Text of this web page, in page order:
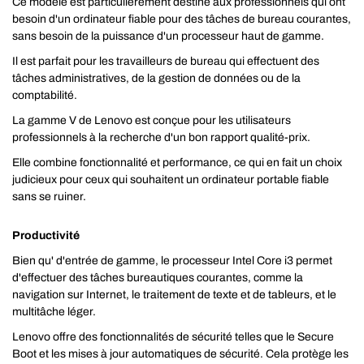
besoin d'un ordinateur fiable pour des tâches de bureau courantes,
sans besoin de la puissance d'un processeur haut de gamme.
Il est parfait pour les travailleurs de bureau qui effectuent des
tâches administratives, de la gestion de données ou de la
comptabilité.
La gamme V de Lenovo est conçue pour les utilisateurs
professionnels à la recherche d'un bon rapport qualité-prix.
Elle combine fonctionnalité et performance, ce qui en fait un choix
judicieux pour ceux qui souhaitent un ordinateur portable fiable
sans se ruiner.
Productivité
Bien qu' d'entrée de gamme, le processeur Intel Core i3 permet
d'effectuer des tâches bureautiques courantes, comme la
navigation sur Internet, le traitement de texte et de tableurs, et le
multitâche léger.
Lenovo offre des fonctionnalités de sécurité telles que le Secure
Boot et les mises à jour automatiques de sécurité. Cela protège les